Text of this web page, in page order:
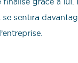
se sentira